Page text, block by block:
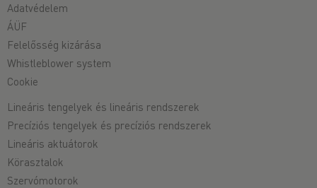
Adatvédelem
ÁÜF
Felelősség kizárása
Whistleblower system
Cookie
Lineáris tengelyek és lineáris rendszerek
Precíziós tengelyek és precíziós rendszerek
Lineáris aktuátorok
Körasztalok
Szervómotorok